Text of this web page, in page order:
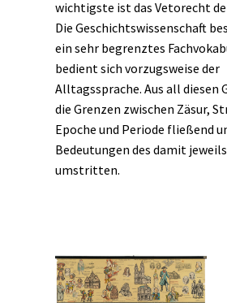
wichtigste ist das Vetorecht
Die Geschichtswissenschaft
ein sehr begrenztes
bedient sich vorzugsweise der
Alltagssprache. Aus all diesen
die Grenzen zwischen Zäsur,
Epoche und Periode fließend
Bedeutungen des damit
umstritten.